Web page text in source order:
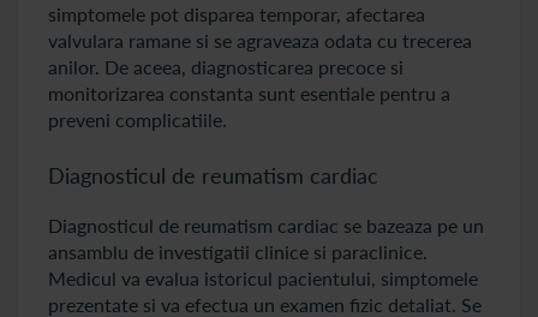
simptomele pot disparea temporar, afectarea
valvulara ramane si se agraveaza odata cu trecerea
anilor. De aceea, diagnosticarea precoce si
monitorizarea constanta sunt esentiale pentru a
preveni complicatiile.
Diagnosticul de reumatism cardiac
Diagnosticul de reumatism cardiac se bazeaza pe un
ansamblu de investigatii clinice si paraclinice.
Medicul va evalua istoricul pacientului, simptomele
prezentate si va efectua un examen fizic detaliat. Se